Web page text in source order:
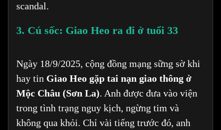
scandal.
3. Cú sốc: Giao Heo ra đi ở tuổi 33
Ngày 18/9/2025, cộng đồng mạng sững sờ khi
hay tin Giao Heo gặp tai nạn giao thông ở
Mộc Châu (Sơn La). Anh được đưa vào viện
trong tình trạng nguy kịch, ngừng tim và
không qua khỏi. Chỉ vài tiếng trước đó, anh